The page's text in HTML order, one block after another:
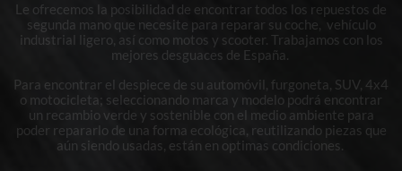
Le ofrecemos la posibilidad de encontrar todos los repuestos de
segunda mano que necesite para reparar su coche, vehículo
industrial ligero, así como motos y scooter. Trabajamos con los
mejores desguaces de España.
Para encontrar el despiece de su automóvil, furgoneta, SUV, 4x4
o motocicleta; seleccionando marca y modelo podrá encontrar
un recambio verde y sostenible con el medio ambiente para
poder repararlo de una forma ecológica, reutilizando piezas que
aún siendo usadas, están en optimas condiciones.